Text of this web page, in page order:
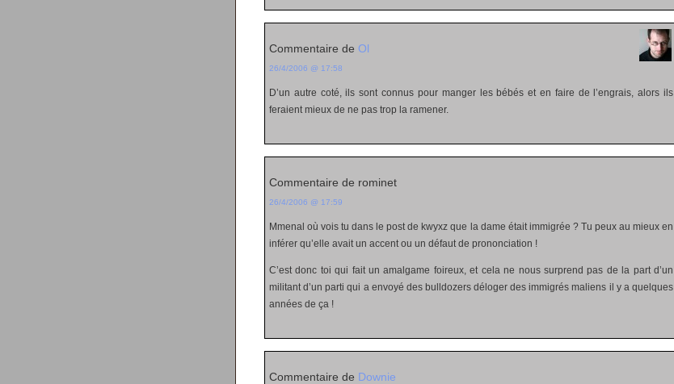
Commentaire de Ol
26/4/2006 @ 17:58
D’un autre coté, ils sont connus pour manger les bébés et en faire de l’engrais, alors ils
feraient mieux de ne pas trop la ramener.
Commentaire de rominet
26/4/2006 @ 17:59
Mmenal où vois tu dans le post de kwyxz que la dame était immigrée ? Tu peux au mieux en
inférer qu’elle avait un accent ou un défaut de prononciation !
C’est donc toi qui fait un amalgame foireux, et cela ne nous surprend pas de la part d’un
militant d’un parti qui a envoyé des bulldozers déloger des immigrés maliens il y a quelques
années de ça !
Commentaire de Downie